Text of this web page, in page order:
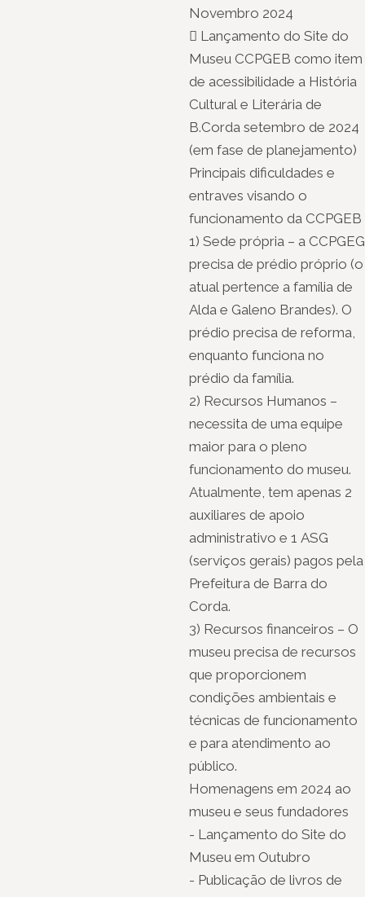
Novembro 2024
 Lançamento do Site do
Museu CCPGEB como item
de acessibilidade a História
Cultural e Literária de
B.Corda setembro de 2024
(em fase de planejamento)
Principais dificuldades e
entraves visando o
funcionamento da CCPGEB
1) Sede própria – a CCPGEG
precisa de prédio próprio (o
atual pertence a família de
Alda e Galeno Brandes). O
prédio precisa de reforma,
enquanto funciona no
prédio da família.
2) Recursos Humanos –
necessita de uma equipe
maior para o pleno
funcionamento do museu.
Atualmente, tem apenas 2
auxiliares de apoio
administrativo e 1 ASG
(serviços gerais) pagos pela
Prefeitura de Barra do
Corda.
3) Recursos financeiros – O
museu precisa de recursos
que proporcionem
condições ambientais e
técnicas de funcionamento
e para atendimento ao
público.
Homenagens em 2024 ao
museu e seus fundadores
- Lançamento do Site do
Museu em Outubro
- Publicação de livros de